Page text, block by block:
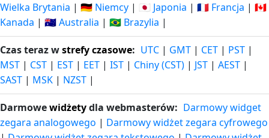
Wielka Brytania | 🇩🇪 Niemcy | 🇯🇵 Japonia | 🇫🇷 Francja | 🇨🇦
Kanada | 🇦🇺 Australia | 🇧🇷 Brazylia |
Czas teraz wstrefy czasowe: UTC | GMT | CET | PST |
MST | CST | EST | EET | IST | Chiny (CST) | JST | AEST |
SAST | MSK | NZST |
Darmowewidżetydla webmasterów: Darmowy widget
zegara analogowego | Darmowy widżet zegara cyfrowego